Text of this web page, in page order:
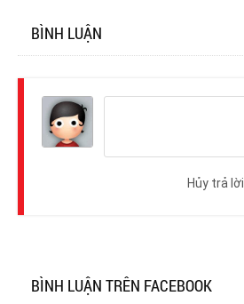
BÌNH LUẬN
Hủy trả lời
BÌNH LUẬN TRÊN FACEBOOK